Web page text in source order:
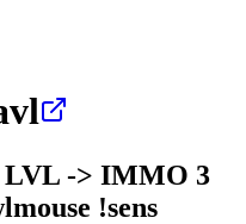
-> IMMO 3
!sens